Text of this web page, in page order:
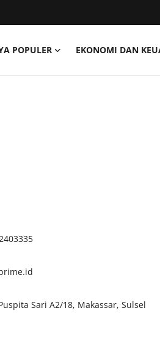
POPULER EKONOMI DAN
Sari A2/18, Makassar, Sulsel